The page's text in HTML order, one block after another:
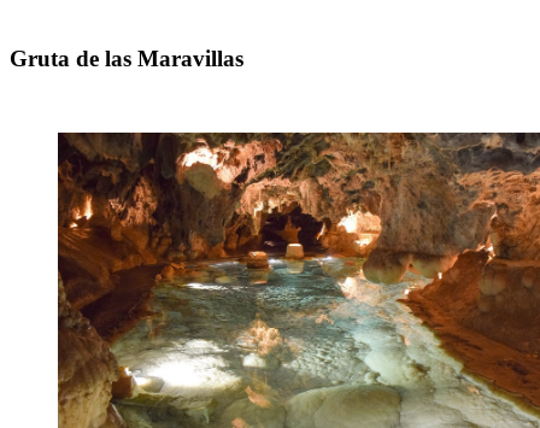
Gruta de las Maravillas